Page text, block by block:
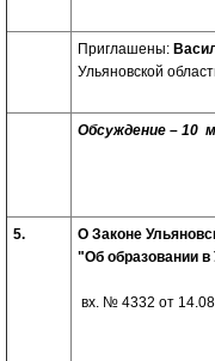
Приглашены:
Ульяновской
Обсуждение –
5.
О Законе
"Об образовании в
вх. № 4332 от